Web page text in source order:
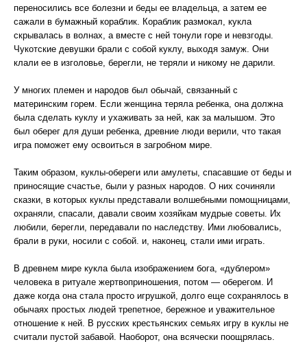
переносились все болезни и беды ее владельца, а затем ее
сажали в бумажный кораблик. Кораблик размокал, кукла
скрывалась в волнах, а вместе с ней тонули горе и невзгоды.
Чукотские девушки брали с собой куклу, выходя замуж. Они
клали ее в изголовье, берегли, не теряли и никому не дарили.
У многих племен и народов был обычай, связанный с
материнским горем. Если женщина теряла ребенка, она должна
была сделать куклу и ухаживать за ней, как за малышом. Это
был оберег для души ребенка, древние люди верили, что такая
игра поможет ему освоиться в загробном мире.
Таким образом, куклы-обереги или амулеты, спасавшие от беды и
приносящие счастье, были у разных народов. О них сочиняли
сказки, в которых куклы представали волшебными помощницами,
охраняли, спасали, давали своим хозяйкам мудрые советы. Их
любили, берегли, передавали по наследству. Ими любовались,
брали в руки, носили с собой. и, наконец, стали ими играть.
В древнем мире кукла была изображением бога, «дублером»
человека в ритуале жертвоприношения, потом — оберегом. И
даже когда она стала просто игрушкой, долго еще сохранялось в
обычаях простых людей трепетное, бережное и уважительное
отношение к ней. В русских крестьянских семьях игру в куклы не
считали пустой забавой. Наоборот, она всячески поощрялась.